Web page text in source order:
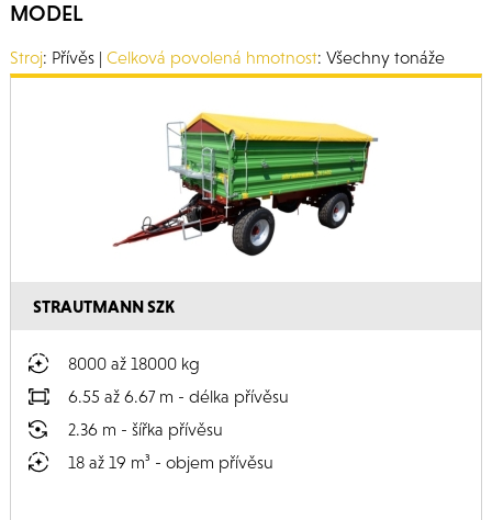
MODEL
Stroj: Přívěs | Celková povolená hmotnost: Všechny tonáže
STRAUTMANN SZK
8000 až 18000 kg
6.55 až 6.67 m - délka přívěsu
2.36 m - šířka přívěsu
18 až 19 m³ - objem přívěsu